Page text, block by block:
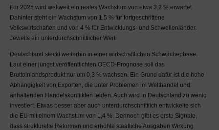
Für 2025 wird weltweit ein reales Wachstum von etwa 3,2 % erwartet.
Dahinter steht ein Wachstum von 1,5 % für fortgeschrittene
Volkswirtschaften und von 4 % für Entwicklungs- und Schwellenländer.
Jeweils ein unterdurchschnittlicher Wert.
Deutschland steckt weiterhin in einer wirtschaftlichen Schwächephase.
Laut einer jüngst veröffentlichten OECD-Prognose soll das
Bruttoinlandsprodukt nur um 0,3 % wachsen. Ein Grund dafür ist die hohe
Abhängigkeit von Exporten, die unter Problemen im Welthandel und
anhaltenden Handelskonflikten leiden. Auch wird in Deutschland zu wenig
investiert. Etwas besser aber auch unterdurchschnittlich entwickelte sich
die EU mit einem Wachstum von 1,4 %. Dennoch gibt es erste Signale,
dass strukturelle Reformen und erhöhte staatliche Ausgaben Wirkung
Lassen Sie sich von einem
Steuerberater
diesbezüglich beraten. Im
MaDrei-Blog gemachte
Steuerberatung dar.
Im MaDrei-Blog finden Sie
Verweise und Links auf
Webseiten Dritter. Zudem
befindet sich die MaDrei
AG auf sogenannten
Social Media Plattformen.